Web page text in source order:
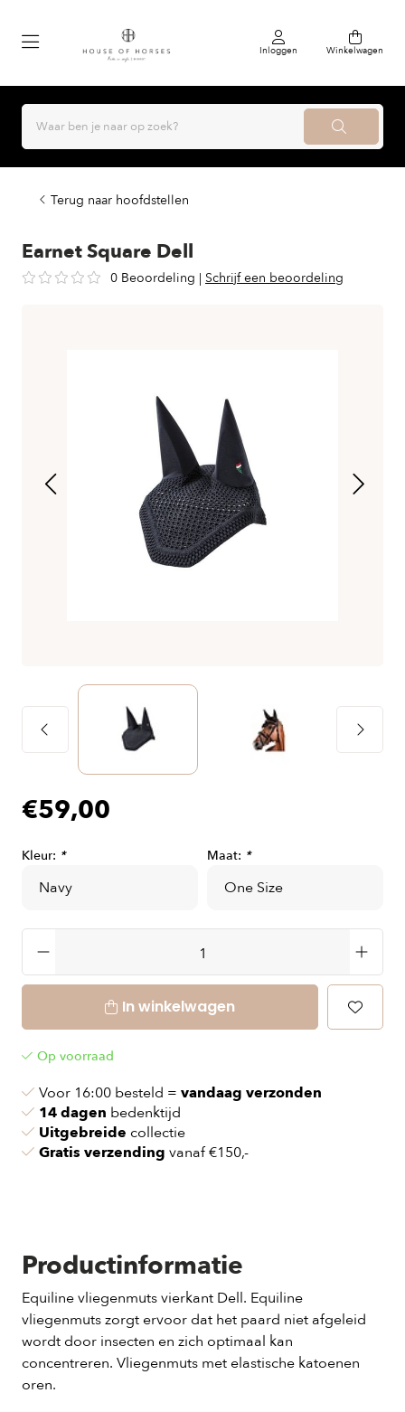
Inloggen Winkelwagen
Terug naar hoofdstellen
Earnet Square Dell
0 Beoordeling | Schrijf een beoordeling
€59,00
Kleur: * Maat: *
In winkelwagen
Op voorraad
Voor 16:00 besteld = vandaag verzonden
14 dagen bedenktijd
Uitgebreide collectie
Gratis verzending vanaf €150,-
Productinformatie
Equiline vliegenmuts vierkant Dell. Equiline
vliegenmuts zorgt ervoor dat het paard niet afgeleid
wordt door insecten en zich optimaal kan
concentreren. Vliegenmuts met elastische katoenen
oren.